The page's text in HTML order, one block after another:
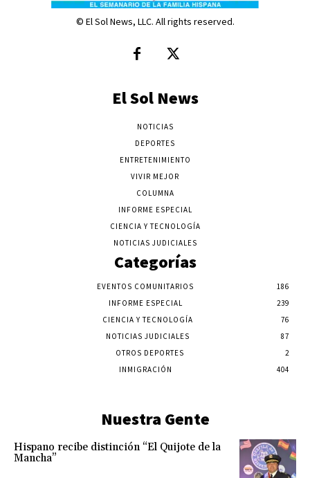
© El Sol News, LLC. All rights reserved.
El Sol News
NOTICIAS
DEPORTES
ENTRETENIMIENTO
VIVIR MEJOR
COLUMNA
INFORME ESPECIAL
CIENCIA Y TECNOLOGÍA
NOTICIAS JUDICIALES
Categorías
EVENTOS COMUNITARIOS
186
INFORME ESPECIAL
239
CIENCIA Y TECNOLOGÍA
76
NOTICIAS JUDICIALES
87
OTROS DEPORTES
2
INMIGRACIÓN
404
Nuestra Gente
Hispano recibe distinción “El Quijote de la
Mancha”